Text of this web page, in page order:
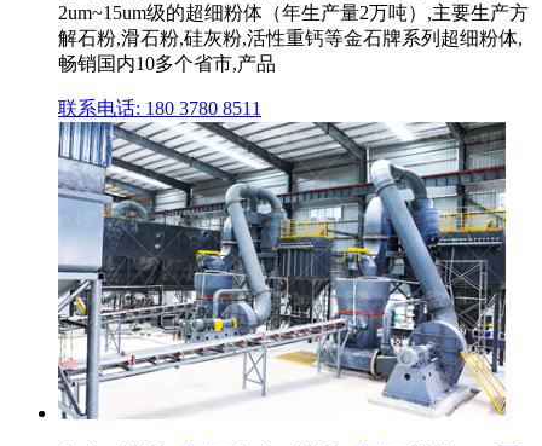
2um~15um级的超细粉体（年生产量2万吨）,主要生产方
解石粉,滑石粉,硅灰粉,活性重钙等金石牌系列超细粉体,
畅销国内10多个省市,产品
联系电话: 180 3780 8511